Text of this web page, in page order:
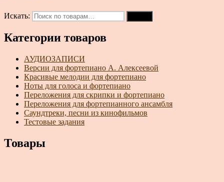
Искать:
Категории товаров
АУДИОЗАПИСИ
Версии для фортепиано А. Алексеевой
Красивые мелодии для фортепиано
Ноты для голоса и фортепиано
Переложения для скрипки и фортепиано
Переложения для фортепианного ансамбля
Саундтреки, песни из кинофильмов
Тестовые задания
Товары